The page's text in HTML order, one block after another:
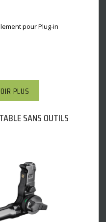
pour Plug-in
PLUS
SANS OUTILS